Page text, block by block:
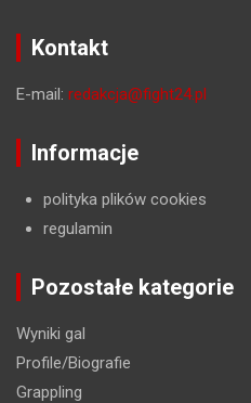
Kontakt
E-mail: redakcja@fight24.pl
Informacje
polityka plików cookies
regulamin
Pozostałe kategorie
Wyniki gal
Profile/Biografie
Grappling